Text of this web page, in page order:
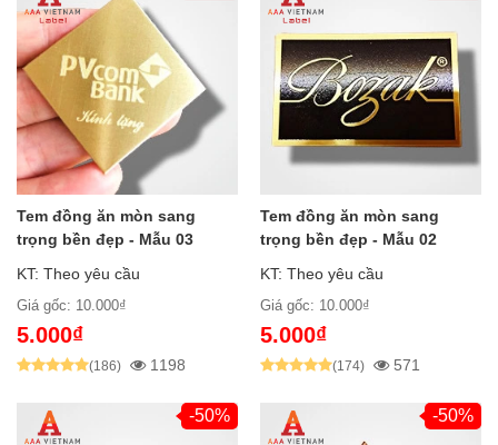
Tem đồng ăn mòn sang
trọng bền đẹp - Mẫu 03
KT: Theo yêu cầu
Giá gốc: 10.000₫
5.000₫
(186) 1198
Tem đồng ăn mòn sang
trọng bền đẹp - Mẫu 02
KT: Theo yêu cầu
Giá gốc: 10.000₫
5.000₫
(174) 571
-50% -50%